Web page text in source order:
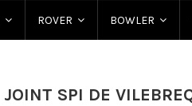
ROVER BOWLER
JOINT SPI DE